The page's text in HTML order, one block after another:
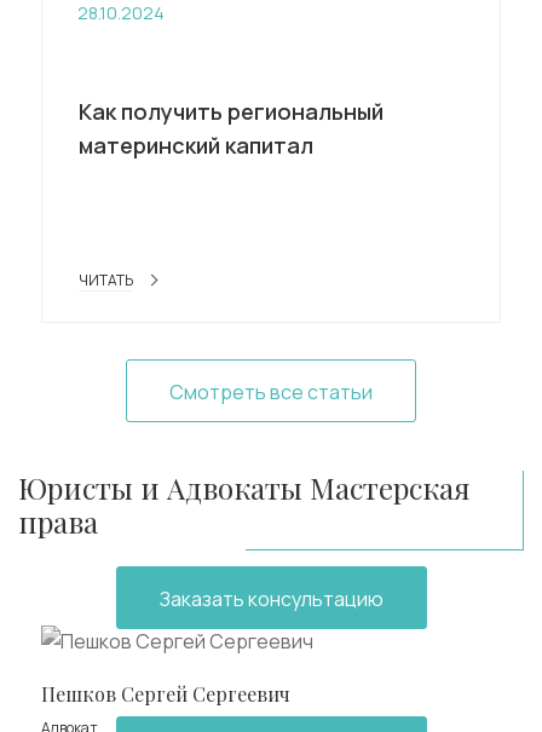
28.10.2024
Как получить региональный
материнский капитал
ЧИТАТЬ
Смотреть все статьи
Юристы и Адвокаты Мастерская
права
Пешков Сергей Сергеевич
Адвокат
Заказать консультацию